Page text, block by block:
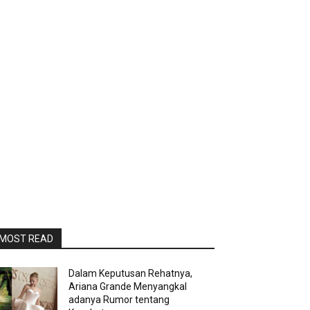
READ
Dalam Keputusan Rehatnya,
Ariana Grande Menyangkal
adanya Rumor tentang